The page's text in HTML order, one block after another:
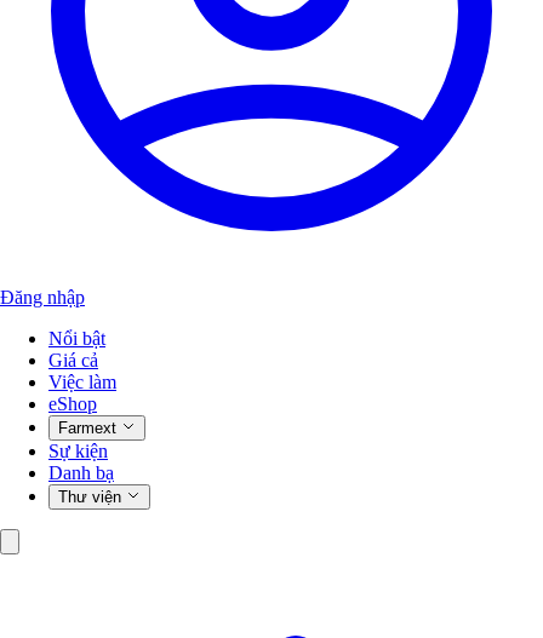
Đăng nhập
Nổi bật
Giá cả
Việc làm
eShop
Farmext
Sự kiện
Danh bạ
Thư viện